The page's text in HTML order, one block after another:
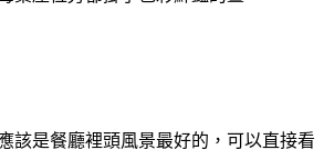
該是餐廳裡頭風景最好的，可以直接看